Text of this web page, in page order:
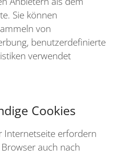
Sie können
von
benutzerdefinierte
verwendet
Cookies
Internetseite erfordern
auch nach